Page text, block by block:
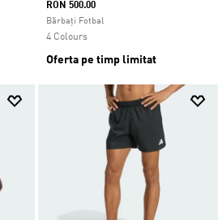
RON 500.00
Bărbați Fotbal
4 Colours
Oferta pe timp limitat